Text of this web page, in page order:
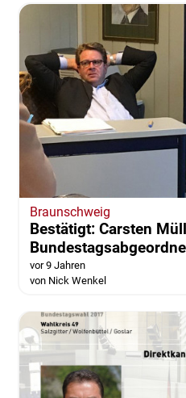
Braunschweig
Bestätigt: Carsten
vor 9 Jahren
von Nick Wenkel